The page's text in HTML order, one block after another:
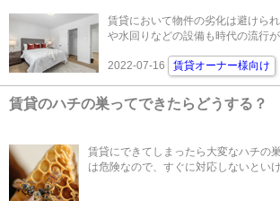
賃貸において物件の劣化は避けら
や水回りなどの設備も時代の流行
2022-07-16 賃貸オーナー様向け
賃貸のハチの巣ってできたらどうする？
賃貸にできてしまったら大変なハチの
は危険なので、すぐに対応しないとい